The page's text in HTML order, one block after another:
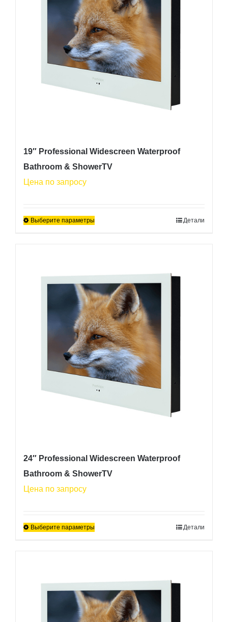
19″ Professional Widescreen Waterproof
Bathroom & ShowerTV
Цена по запросу
Выберите параметры
вариаций.
Опции
можно
выбрать
на
странице
товара.
Детали
24″ Professional Widescreen Waterproof
Bathroom & ShowerTV
Цена по запросу
Выберите параметры
вариаций.
Опции
можно
Детали